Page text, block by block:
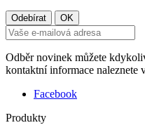
Odběr novinek můžete
kontaktní informace naleznete
Facebook
Produkty